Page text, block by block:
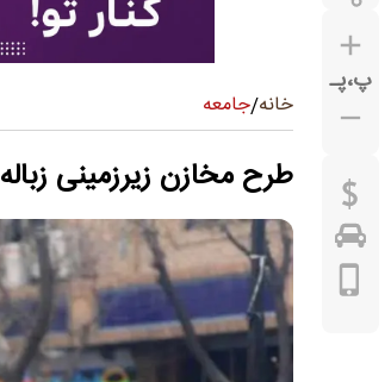
پ،پـ
خانه/جامعه
طرح مخازن زیرزمینی